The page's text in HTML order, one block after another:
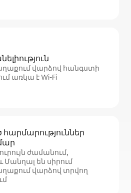
վարձով հանգստի
առկա է Wi-Fi
ժամանում,
են սիրում
վարձով տրվող